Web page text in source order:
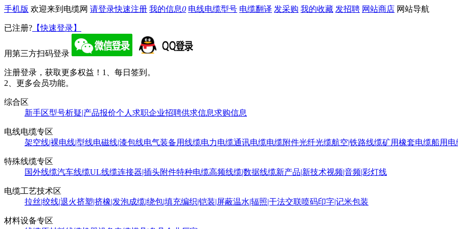
手机版 欢迎来到电缆网 请登录快速注册 我的信息0 电线电缆型号 电缆翻译 发采购 我的收藏 发招聘 网站商店 网站导航
已注册? 【快速登录】
用第三方扫码登录
注册登录，获取更多权益！ 1、每日签到。
2、更多会员功能。
综合区
新手区型号析疑|产品报价个人求职企业招聘供求信息求购信息
电线电缆专区
架空线|裸电线|型线电磁线|漆包线电气装备用线缆电力电缆通讯电缆电缆附件光纤光缆航空|铁路线缆矿用橡套电缆船用电
特殊线缆专区
国外线缆汽车线缆UL线缆连接器|插头附件特种电缆高频线缆|数据线缆新产品|新技术视频|音频|彩灯线
电缆工艺技术区
拉丝|绞线|退火挤塑|挤橡|发泡成缆|绕包|填充编织|铠装|屏蔽温水|辐照|干法交联喷码印字|记米包装
材料设备专区